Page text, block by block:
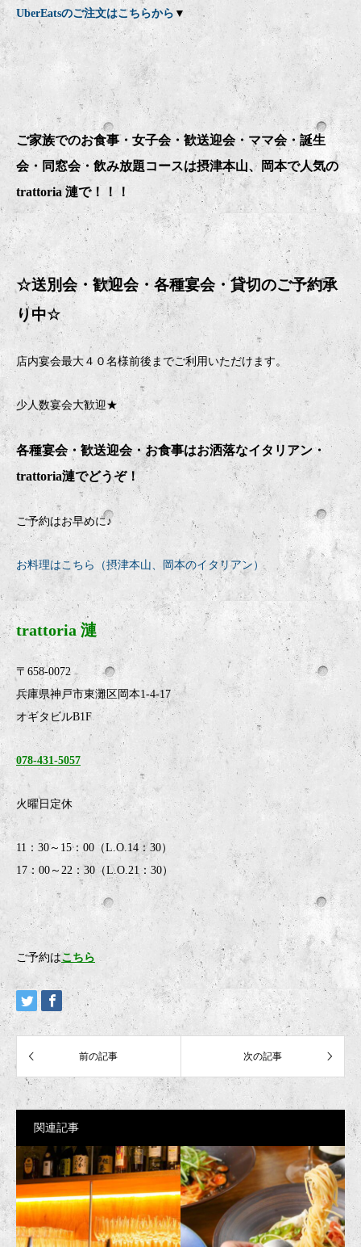
UberEatsのご注文はこちらから ▼
ご家族でのお食事・女子会・歓送迎会・ママ会・誕生
会・同窓会・飲み放題コースは摂津本山、岡本で人気の
trattoria 漣で！！！
☆送別会・歓迎会・各種宴会・貸切のご予約承
り中☆
店内宴会最大４０名様前後までご利用いただけます。
少人数宴会大歓迎★
各種宴会・歓送迎会・お食事はお洒落なイタリアン・
trattoria漣でどうぞ！
ご予約はお早めに♪
お料理はこちら（摂津本山、岡本のイタリアン）
trattoria 漣
〒658-0072
兵庫県神戸市東灘区岡本1-4-17
オギタビルB1F
078-431-5057
火曜日定休
11：30～15：00（L.O.14：30）
17：00～22：30（L.O.21：30）
ご予約はこちら
関連記事